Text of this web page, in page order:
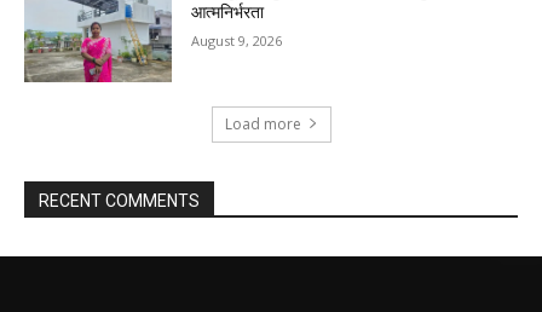
आत्मनिर्भरता
August 9, 2026
Load more
RECENT COMMENTS